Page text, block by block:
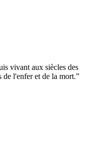
vivant aux siècles des
de l'enfer et de la mort.”